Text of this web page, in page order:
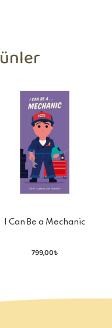
I Can Be a Mechanic
799,00₺